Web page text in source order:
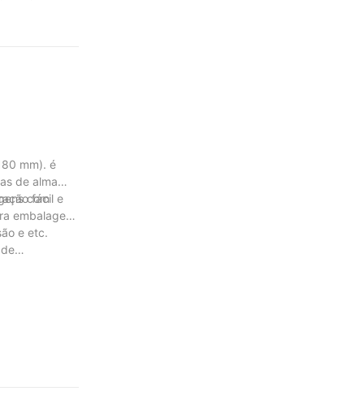
a
fáceis de
mm). é
de alma
fácil e
com
embalagem
e etc.